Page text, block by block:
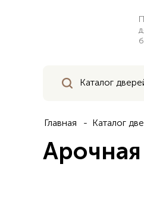
Каталог
Главная Каталог